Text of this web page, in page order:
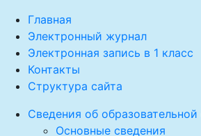
Главная
Электронный журнал
Электронная запись в 1 класс
Контакты
Структура сайта
Сведения об образовательной
Основные сведения